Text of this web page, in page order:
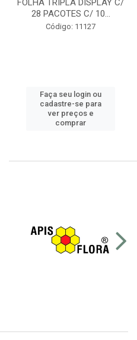
FOLHA TRIPLA DISPLAY C/
28 PACOTES C/ 10...
Código: 11127
Faça seu login ou
cadastre-se para
ver preços e
comprar